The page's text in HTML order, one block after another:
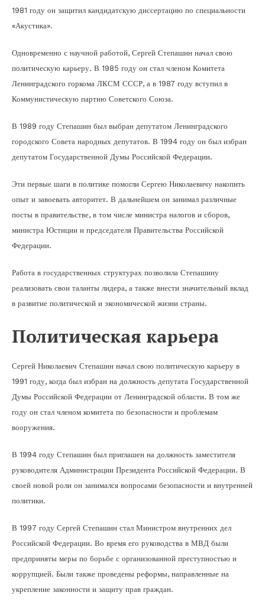
1981 году он защитил кандидатскую диссертацию по специальности
«Акустика».
Одновременно с научной работой, Сергей Степашин начал свою
политическую карьеру. В 1985 году он стал членом Комитета
Ленинградского горкома ЛКСМ СССР, а в 1987 году вступил в
Коммунистическую партию Советского Союза.
В 1989 году Степашин был выбран депутатом Ленинградского
городского Совета народных депутатов. В 1994 году он был избран
депутатом Государственной Думы Российской Федерации.
Эти первые шаги в политике помогли Сергею Николаевичу накопить
опыт и завоевать авторитет. В дальнейшем он занимал различные
посты в правительстве, в том числе министра налогов и сборов,
министра Юстиции и председателя Правительства Российской
Федерации.
Работа в государственных структурах позволила Степашину
реализовать свои таланты лидера, а также внести значительный вклад
в развитие политической и экономической жизни страны.
Политическая карьера
Сергей Николаевич Степашин начал свою политическую карьеру в
1991 году, когда был избран на должность депутата Государственной
Думы Российской Федерации от Ленинградской области. В том же
году он стал членом комитета по безопасности и проблемам
вооружения.
В 1994 году Степашин был приглашен на должность заместителя
руководителя Администрации Президента Российской Федерации. В
своей новой роли он занимался вопросами безопасности и внутренней
политики.
В 1997 году Сергей Степашин стал Министром внутренних дел
Российской Федерации. Во время его руководства в МВД были
предприняты меры по борьбе с организованной преступностью и
коррупцией. Были также проведены реформы, направленные на
укрепление законности и защиту прав граждан.